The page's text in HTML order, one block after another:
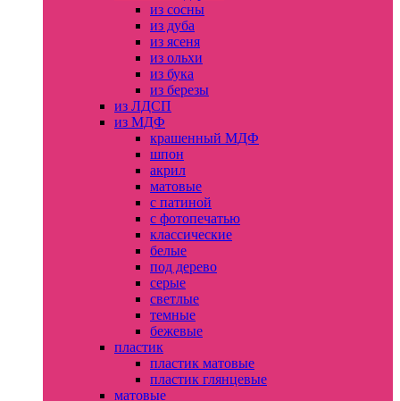
из сосны
из дуба
из ясеня
из ольхи
из бука
из березы
из ЛДСП
из МДФ
крашенный МДФ
шпон
акрил
матовые
с патиной
с фотопечатью
классические
белые
под дерево
серые
светлые
темные
бежевые
пластик
пластик матовые
пластик глянцевые
матовые